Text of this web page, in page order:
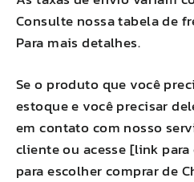
Consulte nossa tabela de
Para mais detalhes.
Se o produto que você
estoque e você precisar
em contato com nosso
cliente ou acesse [link
para escolher comprar de